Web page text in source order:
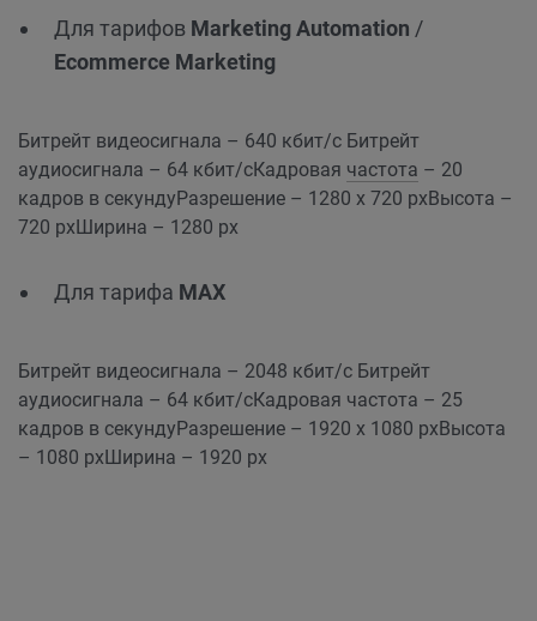
Для тарифов Marketing Automation /
Ecommerce Marketing
Битрейт видеосигнала – 640 кбит/с Битрейт
аудиосигнала – 64 кбит/сКадровая частота – 20
кадров в секундуРазрешение – 1280 x 720 pxВысота –
720 pxШирина – 1280 px
Для тарифа MAX
Битрейт видеосигнала – 2048 кбит/с Битрейт
аудиосигнала – 64 кбит/сКадровая частота – 25
кадров в секундуРазрешение – 1920 x 1080 pxВысота
– 1080 pxШирина – 1920 px